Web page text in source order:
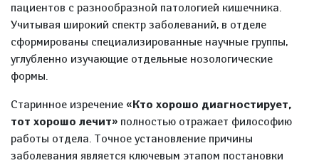
пациентов с разнообразной патологией кишечника.
Учитывая широкий спектр заболеваний, в отделе
сформированы специализированные научные группы,
углубленно изучающие отдельные нозологические
формы.
Старинное изречение «Кто хорошо диагностирует,
тот хорошо лечит» полностью отражает философию
работы отдела. Точное установление причины
заболевания является ключевым этапом постановки